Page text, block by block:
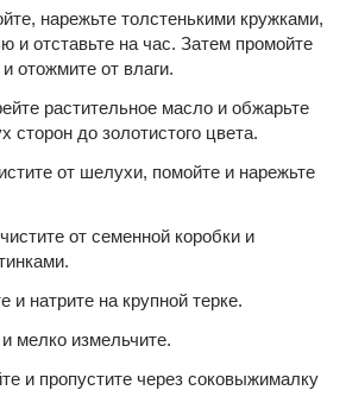
нарежьте толстенькими кружками,
и отставьте на час. Затем промойте
отожмите от влаги.
растительное масло и обжарьте
сторон до золотистого цвета.
от шелухи, помойте и нарежьте
от семенной коробки и
и натрите на крупной терке.
мелко измельчите.
и пропустите через соковыжималку